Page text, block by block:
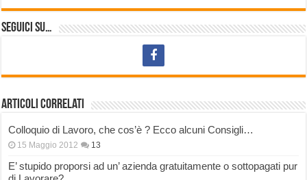
Seguici su…
Articoli correlati
Colloquio di Lavoro, che cos’è ? Ecco alcuni Consigli…
15 Maggio 2012 13
E’ stupido proporsi ad un’ azienda gratuitamente o sottopagati pur